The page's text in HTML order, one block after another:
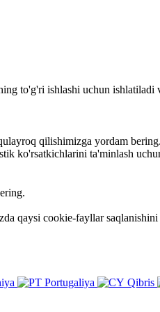
to'g'ri ishlashi uchun ishlatiladi
qilishimizga yordam
ko'rsatkichlarini ta'minlash
qaysi cookie-fayllar
Portugaliya Qibris